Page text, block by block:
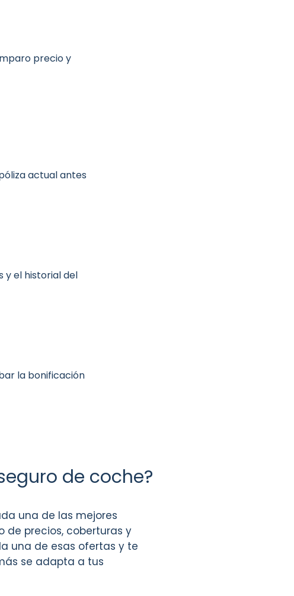
precio y
actual antes
y el historial del
la bonificación
de coche?
una de las mejores
de precios, coberturas y
una de esas ofertas y te
se adapta a tus